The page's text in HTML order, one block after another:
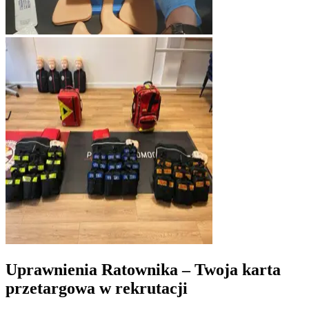
Uprawnienia Ratownika – Twoja karta
przetargowa w rekrutacji